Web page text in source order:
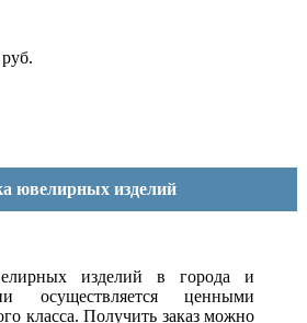
руб.
ювелирных изделий
изделий в города и
осуществляется ценными
класса. Получить заказ можно